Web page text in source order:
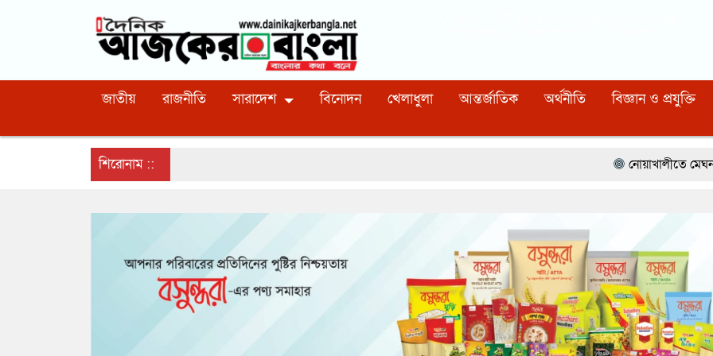
জাতীয় রাজনীতি সারাদেশ বিনোদন খেলাধুলা আন্তর্জাতিক অর্থনীতি বিজ্ঞান ও প্রযুক্তি
শিরোনাম :: নোয়াখালীতে মেঘনার ভাঙনরোধে জিও